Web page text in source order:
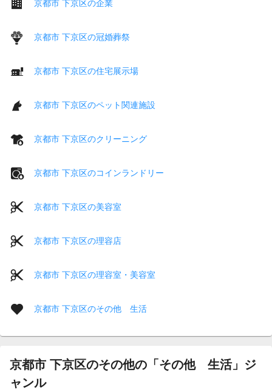
京都市 下京区の企業
京都市 下京区の冠婚葬祭
京都市 下京区の住宅展示場
京都市 下京区のペット関連施設
京都市 下京区のクリーニング
京都市 下京区のコインランドリー
京都市 下京区の美容室
京都市 下京区の理容店
京都市 下京区の理容室・美容室
京都市 下京区のその他 生活
京都市 下京区のその他の「その他 生活」ジ
ャンル